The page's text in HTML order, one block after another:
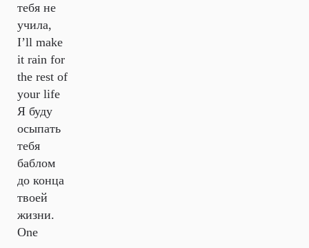
тебя не
учила,
I’ll make
it rain for
the rest of
your life
Я буду
осыпать
тебя
баблом
до конца
твоей
жизни.
One